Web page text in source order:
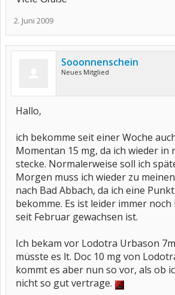
2. Juni 2009
Sooonnenschein
Neues Mitglied
Hallo,
ich bekomme seit einer Woche
Momentan 15 mg, da ich wieder in
stecke. Normalerweise soll ich
Morgen muss ich wieder zu
nach Bad Abbach, da ich eine
bekomme. Es ist leider immer
seit Februar gewachsen ist.
Ich bekam vor Lodotra Urbason
müsste es lt. Doc 10 mg von
kommt es aber nun so vor, als ob
nicht so gut vertrage.